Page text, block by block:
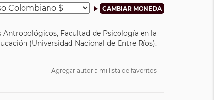
Facultad de Psicología en la
(Universidad Nacional de Entre Ríos).
Agregar autor a mi lista de favoritos